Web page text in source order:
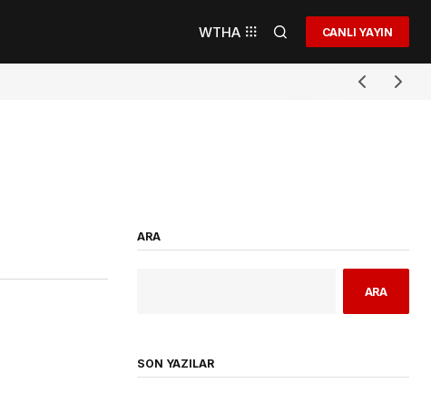
WTHA CANLI YAYIN
ARA
ARA
SON YAZILAR